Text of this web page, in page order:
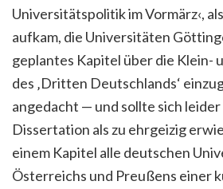
Universitätspolitik im Vormärz‹,
aufkam, die Universitäten
geplantes Kapitel über die Klein-
des ‚Dritten Deutschlands‘
angedacht — und sollte sich
Dissertation als zu ehrgeizig
einem Kapitel alle deutschen
Österreichs und Preußens einer